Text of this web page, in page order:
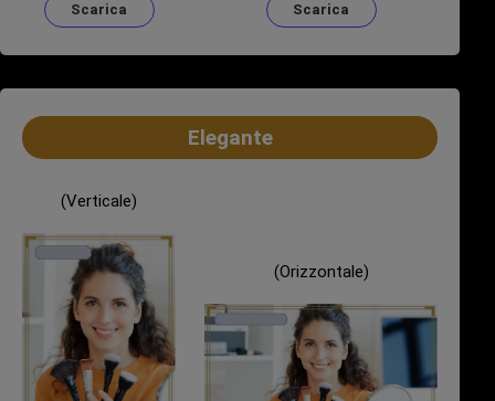
Scarica Scarica
Elegante
(Verticale)
(Orizzontale)